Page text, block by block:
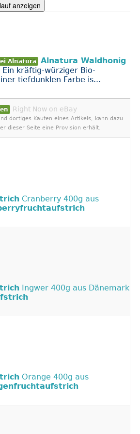
anzeigen
Alnatura
Alnatura Waldhonig
kräftig-würziger Bio-
tiefdunklen Farbe is...
Right Now on eBay
dortiges Kaufen eines Artikels, kann dazu
dieser Seite eine Provision erhält.
Cranberry 400g aus
Ingwer 400g aus Dänemark
Orange 400g aus